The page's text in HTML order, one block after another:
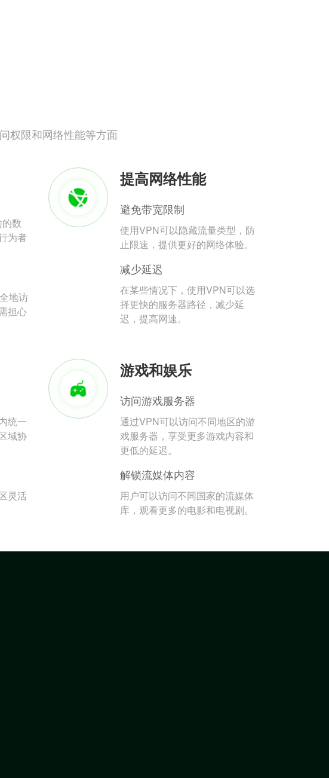
权限和网络性能等方面
数
为者
地访
担心
提高网络性能
避免带宽限制
使用VPN可以隐藏流量类型，防
止限速，提供更好的网络体验。
减少延迟
在某些情况下，使用VPN可以选
择更快的服务器路径，减少延
迟，提高网速。
统一
域协
灵活
游戏和娱乐
访问游戏服务器
通过VPN可以访问不同地区的游
戏服务器，享受更多游戏内容和
更低的延迟。
解锁流媒体内容
用户可以访问不同国家的流媒体
库，观看更多的电影和电视剧。